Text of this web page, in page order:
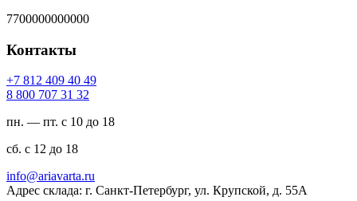
7700000000000
Контакты
94 04 904 218 7+
23 13 707 008 8
пн. — пт. с 10 до 18
сб. с 12 до 18
ur.atravaira@ofni
Адрес склада: г. Санкт-Петербург, ул. Крупской, д. 55А